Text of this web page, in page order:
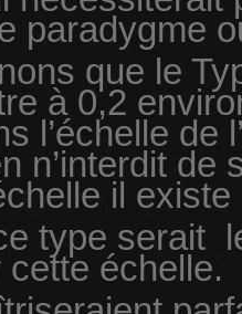
paradygme
que le
à 0,2
l’échelle de
n’interdit de
il
type serait
cette échelle.